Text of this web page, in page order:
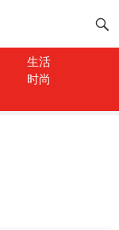
生活
时尚